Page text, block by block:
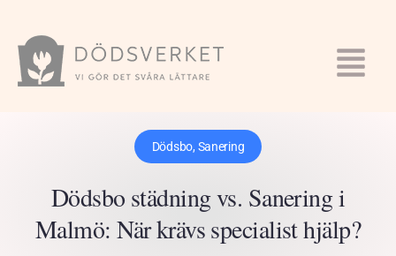
Dödsbo, Sanering
Dödsbo städning vs. Sanering i
Malmö: När krävs specialist hjälp?